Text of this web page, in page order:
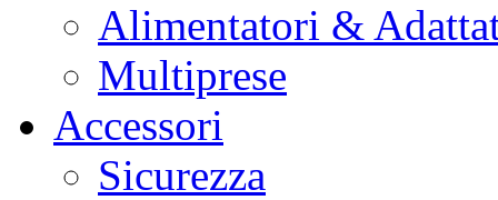
Alimentatori &
Multiprese
Accessori
Sicurezza